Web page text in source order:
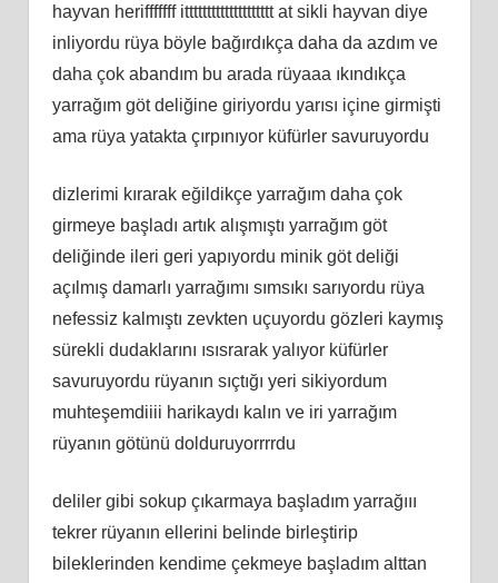
hayvan herifffffff itttttttttttttttttttt at sikli hayvan diye
inliyordu rüya böyle bağırdıkça daha da azdım ve
daha çok abandım bu arada rüyaaa ıkındıkça
yarrağım göt deliğine giriyordu yarısı içine girmişti
ama rüya yatakta çırpınıyor küfürler savuruyordu
dizlerimi kırarak eğildikçe yarrağım daha çok
girmeye başladı artık alışmıştı yarrağım göt
deliğinde ileri geri yapıyordu minik göt deliği
açılmış damarlı yarrağımı sımsıkı sarıyordu rüya
nefessiz kalmıştı zevkten uçuyordu gözleri kaymış
sürekli dudaklarını ısısrarak yalıyor küfürler
savuruyordu rüyanın sıçtığı yeri sikiyordum
muhteşemdiiii harikaydı kalın ve iri yarrağım
rüyanın götünü dolduruyorrrrdu
deliler gibi sokup çıkarmaya başladım yarrağııı
tekrer rüyanın ellerini belinde birleştirip
bileklerinden kendime çekmeye başladım alttan